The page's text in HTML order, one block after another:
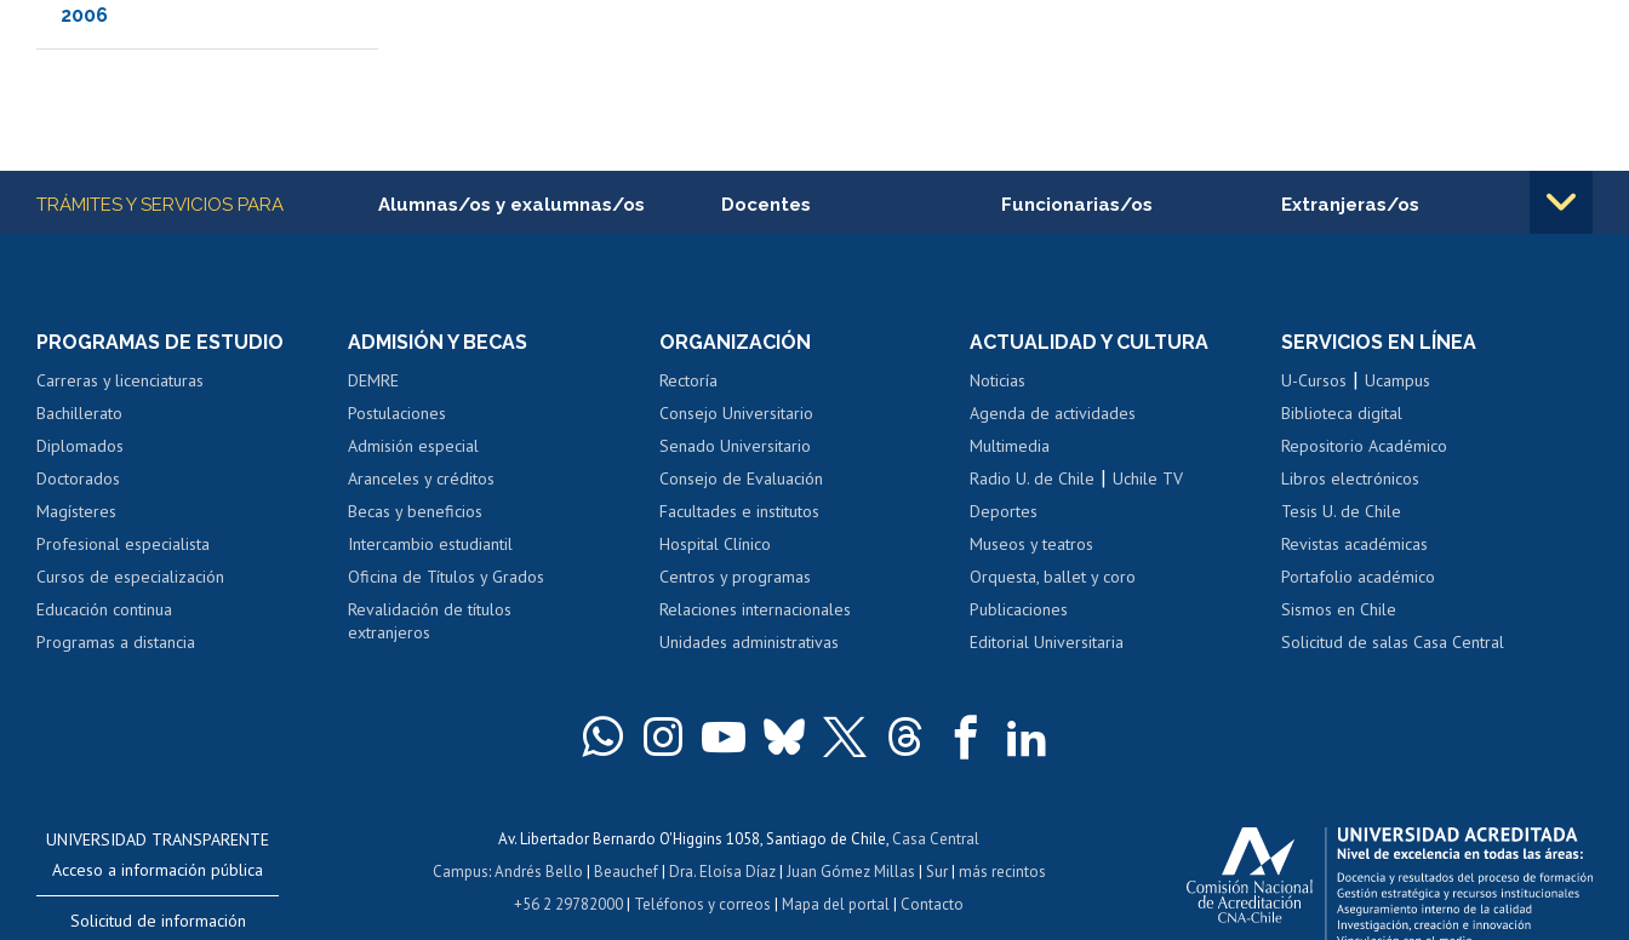
2006
Más información
TRÁMITES Y SERVICIOS PARA Alumnas/os y exalumnas/os
Servicio médico y dental
Pago de arancel y crédito alumnos
Pago de arancel y crédito exalumnos
Certificado de títulos y grados
Docentes
Perfeccionamiento
Evaluación docente
Calificación académica
Postulación al AUCAI
Funcionarias/os
Portal de movilidad interna
Certificado de renta
Certificado de renta
Extranjeras/os
Cursos de español
Mi Uchile Ayuda tecnológica Tarjeta TUI Acoso laboral, sexual y violencia Denuncias administrativas
PROGRAMAS DE ESTUDIO
Carreras y licenciaturas
Bachillerato
Diplomados
Doctorados
Magísteres
Profesional especialista
Cursos de especialización
Educación continua
Programas a distancia
ADMISIÓN Y BECAS
DEMRE
Postulaciones
Admisión especial
Aranceles y créditos
Becas y beneficios
Intercambio estudiantil
Oficina de Títulos y Grados
Revalidación de títulos
extranjeros
ORGANIZACIÓN
Rectoría
Consejo Universitario
Senado Universitario
Consejo de Evaluación
Facultades e institutos
Hospital Clínico
Centros y programas
Relaciones internacionales
Unidades administrativas
ACTUALIDAD Y CULTURA
Noticias
Agenda de actividades
Multimedia
Radio U. de Chile |Uchile TV
Deportes
Museos y teatros
Orquesta, ballet y coro
Publicaciones
Editorial Universitaria
SERVICIOS EN LÍNEA
U-Cursos |Ucampus
Biblioteca digital
Repositorio Académico
Libros electrónicos
Tesis U. de Chile
Revistas académicas
Portafolio académico
Sismos en Chile
Solicitud de salas Casa Central
UNIVERSIDAD TRANSPARENTE
Acceso a información pública
Solicitud de información
Av. Libertador Bernardo O'Higgins 1058, Santiago de Chile, Casa Central
Campus:Andrés Bello | Beauchef| Dra. Eloísa Díaz| Juan Gómez Millas | Sur| más recintos
+56 2 29782000| Teléfonos y correos |Mapa del portal| Contacto